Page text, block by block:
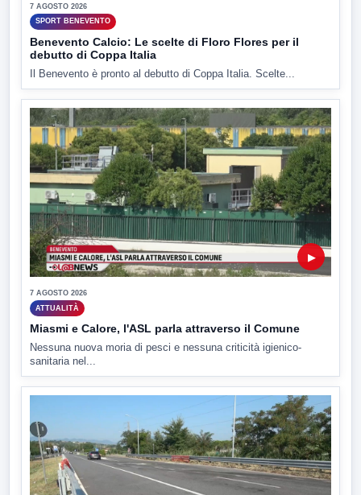
7 AGOSTO 2026
SPORT BENEVENTO
Benevento Calcio: Le scelte di Floro Flores per il
debutto di Coppa Italia
Il Benevento è pronto al debutto di Coppa Italia. Scelte...
▶
7 AGOSTO 2026
ATTUALITÀ
Miasmi e Calore, l'ASL parla attraverso il Comune
Nessuna nuova moria di pesci e nessuna criticità igienico-
sanitaria nel...